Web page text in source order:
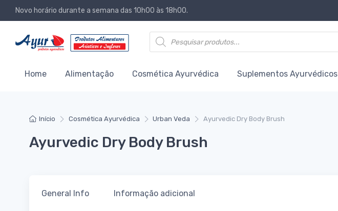
Novo horário durante a semana das 10h00 às 18h00.
Products search
Home Alimentação Cosmética Ayurvédica Suplementos Ayurvédicos
Início Cosmética Ayurvédica Urban Veda Ayurvedic Dry Body Brush
Ayurvedic Dry Body Brush
General Info Informação adicional